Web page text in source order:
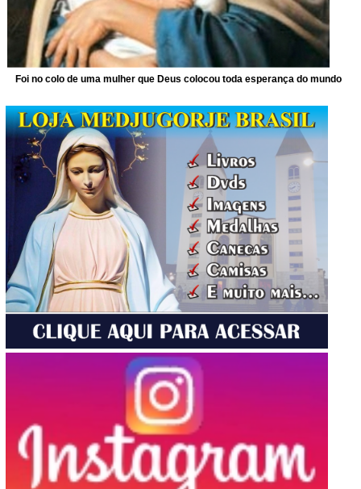
Foi no colo de uma mulher que Deus colocou toda esperança do mundo